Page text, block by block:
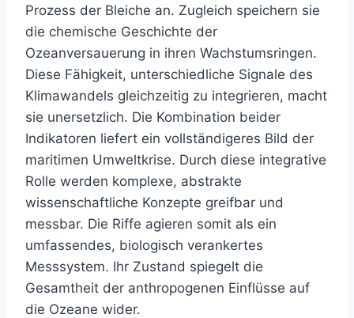
Prozess der Bleiche an. Zugleich speichern sie
die chemische Geschichte der
Ozeanversauerung in ihren Wachstumsringen.
Diese Fähigkeit, unterschiedliche Signale des
Klimawandels gleichzeitig zu integrieren, macht
sie unersetzlich. Die Kombination beider
Indikatoren liefert ein vollständigeres Bild der
maritimen Umweltkrise. Durch diese integrative
Rolle werden komplexe, abstrakte
wissenschaftliche Konzepte greifbar und
messbar. Die Riffe agieren somit als ein
umfassendes, biologisch verankertes
Messsystem. Ihr Zustand spiegelt die
Gesamtheit der anthropogenen Einflüsse auf
die Ozeane wider.